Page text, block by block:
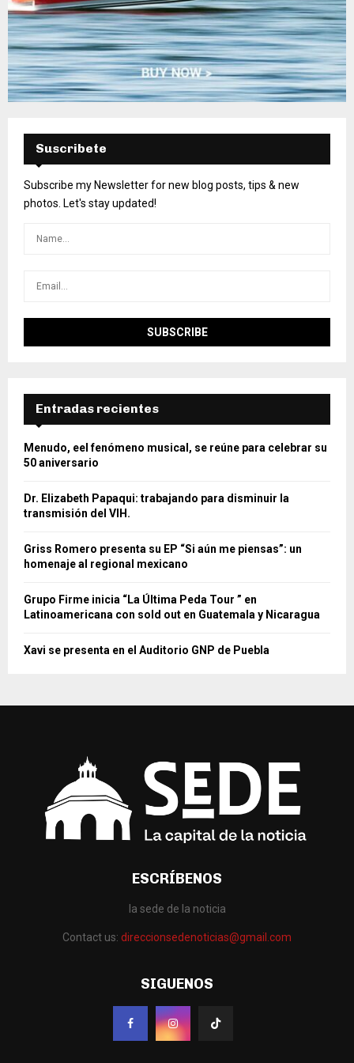
Suscribete
Subscribe my Newsletter for new blog posts, tips & new
photos. Let's stay updated!
Entradas recientes
Menudo, eel fenómeno musical, se reúne para celebrar su
50 aniversario
Dr. Elizabeth Papaqui: trabajando para disminuir la
transmisión del VIH.
Griss Romero presenta su EP “Si aún me piensas”: un
homenaje al regional mexicano
Grupo Firme inicia “La Última Peda Tour ” en
Latinoamericana con sold out en Guatemala y Nicaragua
Xavi se presenta en el Auditorio GNP de Puebla
ESCRÍBENOS
la sede de la noticia
Contact us: direccionsedenoticias@gmail.com
SIGUENOS